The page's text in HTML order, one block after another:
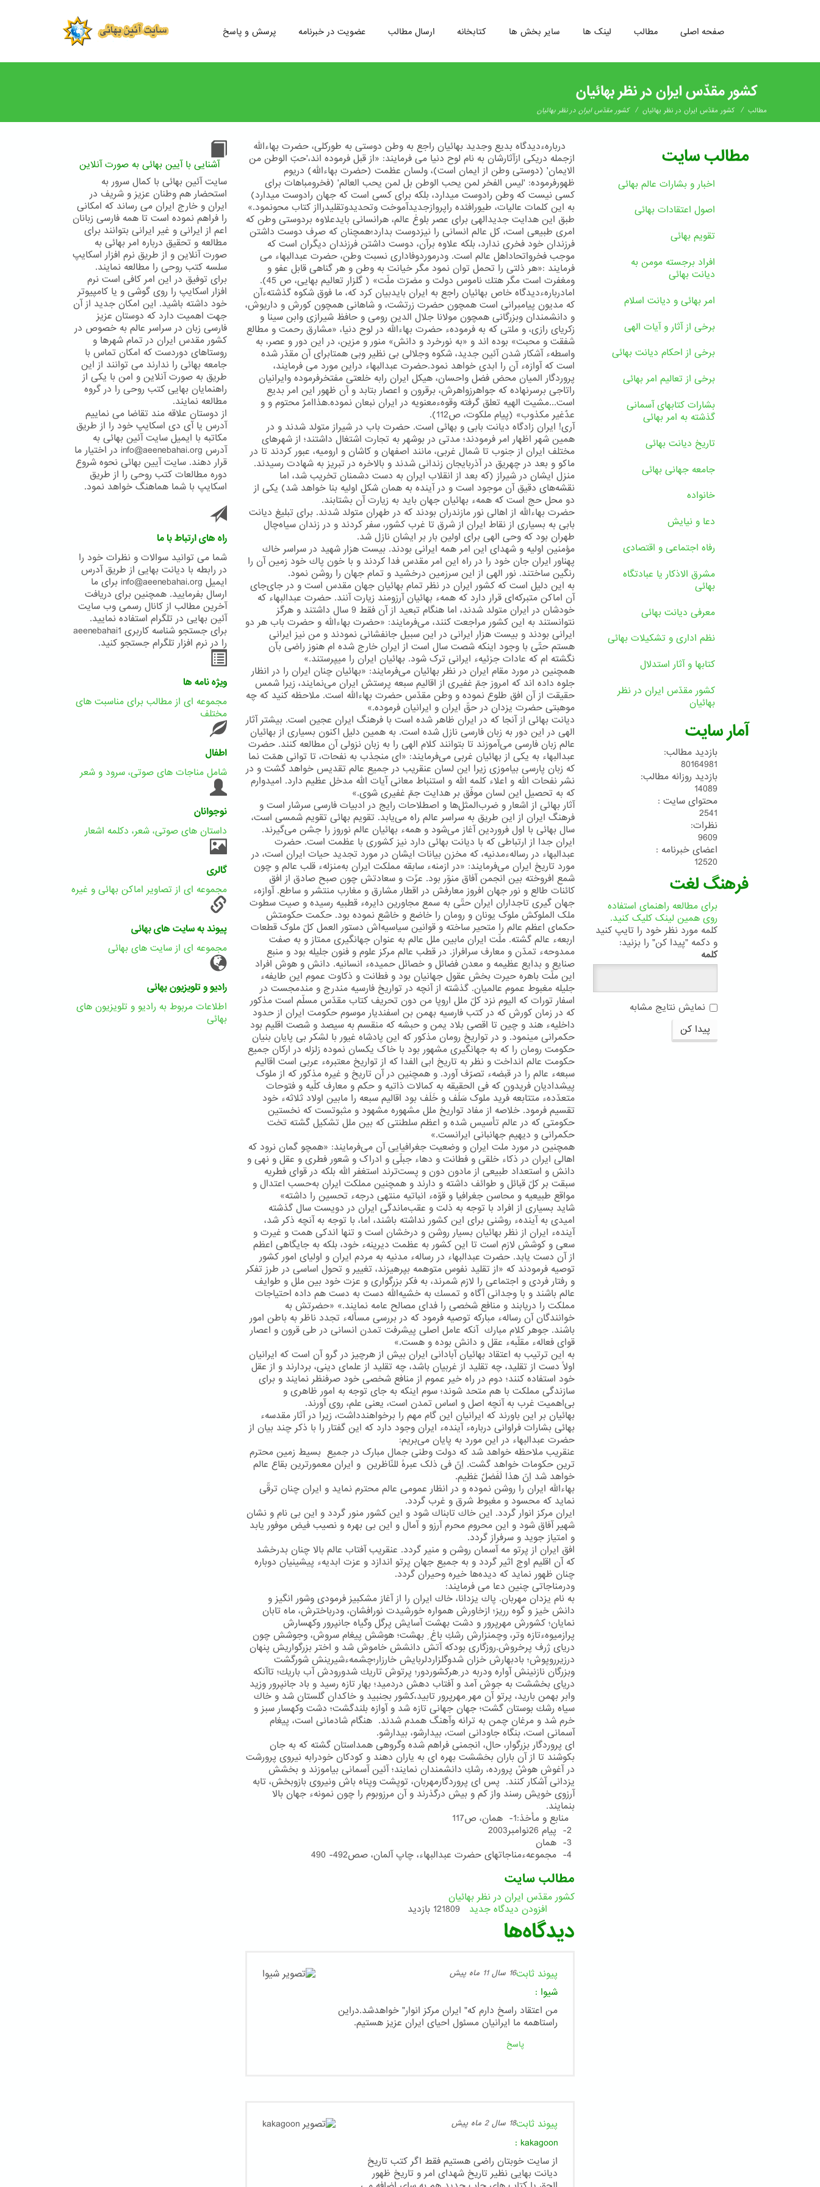
رفتن
پرسش و پاسخ عضویت در خبرنامه ارسال مطالب کتابخانه سایر بخش ها لینک ها مطالب صفحه اصلی
کشور مقدّس ایران در نظر بهائیان
مطالب / کشور مقدّس ایران در نظر بهائیان / کشور مقدّس ایران در نظر بهائیان
دربارهءدیدگاه بدیع وجدید بهائیان راجع به وطن دوستی به طوركلی، حضرت بهاءالله
ازجمله دریكی ازآثارشان به نام لوح دنیا می فرمایند: «از قبل فرموده اند،'حبّ الوطن من
الایمان' (دوستی وطن از ایمان است)، ولسان عظمت (حضرت بهاءالله) دریوم
ظهورفرموده: 'لیس الفخر لمن یحب الوطن بل لمن یحب العالم' (فخرومباهات برای
کسی نیست که وطن رادوست میدارد، بلکه برای کسی است که جهان رادوست میدارد)
به این كلمات عالیات، طیورافئده راپروازجدیدآموخت وتحدیدوتقلیدرااز كتاب محونمود.»
طبق این هدایت جدیدالهی برای عصر بلوغ عالم، هرانسانی بایدعلاوه بردوستی وطن كه
امری طبیعی است، كل عالم انسانی را نیزدوست بدارد؛همچنان كه صرف دوست داشتن
فرزندان خود فخری ندارد، بلكه علاوه برآن، دوست داشتن فرزندان دیگران است كه
موجب فخرواتحاداهل عالم است. ودرموردوفاداری نسبت وطن، حضرت عبدالبهاء می
فرمایند :«هر ذلتی را تحمل توان نمود مگر خیانت به وطن و هر گناهی قابل عفو و
ومغفرت است مگر هتك ناموس دولت و مضرّت ملّت» ( گلزار تعالیم بهایی، ص 45).
امادربارهءدیدگاه خاص بهائیان راجع به ایران بایدبیان كرد كه، ما فوق شكوه گذشتهءآن
كه مدیون پیامبرانی است همچون حضرت زرتشت، و شاهانی همچون كورش و داریوش،
و دانشمندان وبزرگانی همچون مولانا جلال الدین رومی و حافظ شیرازی وابن سینا و
زكریای رازی، و ملتی كه به فرمودهء حضرت بهاءالله در لوح دنیا، «مشارق رحمت و مطالع
شفقت و محبت» بوده اند و «به نورخرد و دانش» منور و مزین، در این دور و عصر، به
واسطهء آشكار شدن آئین جدید، شكوه وجلالی بی نظیر وبی همتابرای آن مقدّر شده
است كه آوازهء آن را ابدی خواهد نمود.حضرت عبدالبهاء دراین مورد می فرمایند،
پروردگار المیان محض فضل واحسان، هیكل ایران رابه خلعتی مفتخرفرموده وایرانیان
راتاجی برسرنهاده كه جواهرزواهرش، برقرون و اعصار بتابد و آن ظهور این امر بدیع
است...مشیت الهیه تعلق گرفته وقوهءمعنویه در ایران نبعان نموده.هذاامرٌ محتوم و و
عدٌغیر مكذوب» (پیام ملكوت، ص112).
آری! ایران زادگاه دیانت بابی و بهائی است. حضرت باب در شیراز متولد شدند و در
همین شهر اظهار امر فرمودند؛ مدتی در بوشهر به تجارت اشتغال داشتند؛ از شهرهای
مختلف ایران از جنوب تا شمال غربی، مانند اصفهان و كاشان و ارومیه، عبور كردند تا در
ماكو و بعد در چهریق در آذربایجان زندانی شدند و بالاخره در تبریز به شهادت رسیدند.
منزل ایشان در شیراز (كه بعد از انقلاب ایران به دست دشمنان تخریب شد، اما
نقشه‌های دقیق آن موجود است و در آینده به همان شكل اولیه بنا خواهد شد) یكی از
دو محل حج است كه همهء بهائیان جهان باید به زیارت آن بشتابند.
حضرت بهاءالله از اهالی نور مازندران بودند كه در طهران متولد شدند. برای تبلیغ دیانت
بابی به بسیاری از نقاط ایران از شرق تا غرب كشور، سفر كردند و در زندان سیاه‌چال
طهران بود كه وحی الهی برای اولین بار بر ایشان نازل شد.
مؤمنین اولیه و شهدای این امر همه ایرانی بودند. بیست هزار شهید در سراسر خاك
پهناور ایران جان خود را در راه این امر مقدس فدا كردند و با خون پاك خود زمین آن را
رنگین ساختند. نور الهی از این سرزمین درخشید و تمام جهان را روشن نمود.
به این دلیل است كه كشور ایران در نظر تمام بهائیان جهان مقدس است و در جای‌جای
آن اماكن متبركه‌ای قرار دارد كه همهء بهائیان آرزومند زیارت آنند. حضرت عبدالبهاء كه
خودشان در ایران متولد شدند، اما هنگام تبعید از آن فقط 9 سال داشتند و هرگز
نتوانستند به این كشور مراجعت كنند، می‌فرمایند: «حضرت بهاءالله و حضرت باب هر دو
ایرانی بودند و بیست هزار ایرانی در این سبیل جانفشانی نمودند و من نیز ایرانی
هستم حتّی با وجود اینکه شصت سال است از ایران خارج شده ام هنوز راضی بآن
نگشته ام که عادات جزئیهء ایرانی ترک شود. بهائیان ایران را میپرستند.»
همچنین در مورد مقام ایران در نظر بهائیان می‌فرمایند: «بهائیان چنان ایران را در انظار
جلوه داده اند که امروز جمّ غفیری از اقالیم سبعه پرستش ایران می‌نمایند، زیرا شمس
حقیقت از آن افق طلوع نموده و وطن مقدّس حضرت بهاءالله است. ملاحظه کنید که چه
موهبتی حضرت یزدان در حقّ ایران و ایرانیان فرموده.»
دیانت بهائی از آنجا كه در ایران ظاهر شده است با فرهنگ ایران عجین است. بیشتر آثار
الهی در این دور به زبان فارسی نازل شده است. به همین دلیل اكنون بسیاری از بهائیان
عالم زبان فارسی می‌آموزند تا بتوانند كلام الهی را به زبان نزولی آن مطالعه كنند. حضرت
عبدالبهاء به یكی از بهائیان غربی می‌فرمایند: «ای منجذب به نفحات، تا توانی همّت نما
که زبان پارسی بیاموزی زیرا این لسان عنقریب در جمیع عالم تقدیس خواهد گشت و در
نشر نفحات الله و اعلاء کلمه الله و استنباط معانی آیات الله مدخل عظیم دارد. امیدوارم
که به تحصیل این لسان موفّق بر هدایت جمّ غفیری شوی.»
آثار بهائی از اشعار و ضرب‌المثل‌ها و اصطلاحات رایج در ادبیات فارسی سرشار است و
فرهنگ ایران از این طریق به سراسر عالم راه می‌یابد. تقویم بهائی تقویم شمسی است،
سال بهائی با اول فروردین آغاز می‌شود و همهء بهائیان عالم نوروز را جشن می‌گیرند.
ایران جدا از ارتباطی كه با دیانت بهائی دارد نیز كشوری با عظمت است. حضرت
عبدالبهاء در رسالهءمدنیه، كه مخزن بیانات ایشان در مورد تجدید حیات ایران است، در
مورد تاریخ ایران می‌فرمایند: «در ازمنهء سابقه مملکت ایران به‌منزلهء قلب عالم و چون
شمع افروخته بین انجمن آفاق منوّر بود. عزّت و سعادتش چون صبح صادق از افق
کائنات طالع و نور جهان افروز معارفش در اقطار مشارق و مغارب منتشر و ساطع. آوازهء
جهان گیری تاجداران ایران حتّی به سمع مجاورین دایرهء قطبیه رسیده و صیت سطوت
ملک الملوکش ملوک یونان و رومان را خاضع و خاشع نموده بود. حکمت حکومتش
حکمای اعظم عالم را متحیر ساخته و قوانین سیاسیه‌اش دستور العمل کلّ ملوک قطعات
اربعهء عالم گشته. ملّت ایران مابین ملل عالم به عنوان جهانگیری ممتاز و به صفت
ممدوحهء تمدّن و معارف سرافراز. در قطب عالم مرکز علوم و فنون جلیله بود و منبع
صنایع و بدایع عظیمه و معدن فضائل و خصائل حمیدهء انسانیه. دانش و هوش افراد
این ملّت باهره حیرت بخش عقول جهانیان بود و فطانت و ذکاوت عموم این طایفهء
جلیله مغبوط عموم عالمیان. گذشته از آنچه در تواریخ فارسیه مندرج و مندمجست در
اسفار تورات که الیوم نزد کلّ ملل اروپا من دون تحریف کتاب مقدّس مسلّم است مذکور
که در زمان کورش که در کتب فارسیه بهمن بن اسفندیار موسوم حکومت ایران از حدود
داخلیهء هند و چین تا اقصی بلاد یمن و حبشه که منقسم به سیصد و شصت اقلیم بود
حکمرانی مینمود. و در تواریخ رومان مذکور که این پادشاه غیور با لشکر بی پایان بنیان
حکومت رومان را که به جهانگیری مشهور بود با خاک یکسان نموده زلزله در ارکان جمیع
حکومت عالم انداخت و نظر به تاریخ ابی الفدا که از تواریخ معتبرهء عربی است اقالیم
سبعهء عالم را در قبضهء تصرّف آورد. و همچنین در آن تاریخ و غیره مذکور که از ملوک
پیشدادیان فریدون که فی الحقیقه به کمالات ذاتیه و حکم و معارف کلّیه و فتوحات
متعدّدهء متتابعه فرید ملوک سَلَف و خَلَف بود اقالیم سبعه را مابین اولاد ثلاثهء خود
تقسیم فرمود. خلاصه از مفاد تواریخ ملل مشهوره مشهود و مثبوتست که نخستین
حکومتی که در عالم تأسیس شده و اعظم سلطنتی که بین ملل تشکیل گشته تخت
حکمرانی و دیهیم جهانبانی ایرانست.»
همچنین در مورد ملت ایران و وضعیت جغرافیایی آن می‌فرمایند: «همچو گمان نرود که
اهالی ایران در ذکاء خلقی و فطانت و دهاء جبلّی و ادراک و شعور فطری و عقل و نهی و
دانش و استعداد طبیعی از مادون دون و پست‌ترند استغفر اللّه بلکه در قوای فطریه
سبقت بر کلّ قبائل و طوائف داشته و دارند و همچنین مملکت ایران به‌حسب اعتدال و
مواقع طبیعیه و محاسن جغرافیا و قوّهء انباتیه منتهی درجهء تحسین را داشته»
شاید بسیاری از افراد با توجه به ذلت و عقب‌ماندگی ایران در دویست سال گذشته
امیدی به آیندهء روشنی برای این كشور نداشته باشند، اما، با توجه به آنچه ذكر شد،
آیندهء ایران از نظر بهائیان بسیار روشن و درخشان است و تنها اندكی همت و غیرت و
سعی و كوشش لازم است تا این كشور به عظمت دیرینهء خود، بلكه به جایگاهی اعظم
از آن دست یابد. حضرت عبدالبهاء در رسالهء مدنیه به مردم ایران و اولیای امور كشور
توصیه فرمودند كه «از تقلید نفوس متوهمه بپرهیزند، تغییر و تحول اساسی در طرز تفكر
و رفتار فردی و اجتماعی را لازم شمرند، به فكر بزرگواری و عزت خود بین ملل و طوایف
عالم باشند و با وجدانی آگاه و تمسك به خشیه‌الله دست به دست هم داده احتیاجات
مملكت را دریابند و منافع شخصی را فدای مصالح عامه نمایند.» «حضرتش به
خوانندگان آن رسالهء مباركه توصیه فرمود كه در بررسی مسألهء تجدد ناظر به باطن امور
باشند. جوهر كلام مبارك آنكه عامل اصلی پیشرفت تمدن انسانی در طی قرون و اعصار
قوای فعالهء مقلّبهء عقل و دانش بوده و هست.»
به این ترتیب به اعتقاد بهائیان آبادانی ایران بیش از هرچیز در گرو آن است كه ایرانیان
اولاً دست از تقلید، چه تقلید از غربیان باشد، چه تقلید از علمای دینی، بردارند و از عقل
خود استفاده كنند؛ دوم در راه خیر عموم از منافع شخصی خود صرفنظر نمایند و برای
سازندگی مملكت با هم متحد شوند؛ سوم اینكه به جای توجه به امور ظاهری و
بی‌اهمیت غرب به آنچه اصل و اساس تمدن است، یعنی علم، روی آورند.
بهائیان بر این باورند كه ایرانیان این گام مهم را برخواهندداشت، زیرا در آثار مقدسهء
بهائی بشارات فراوانی دربارهء آیندهء ایران وجود دارد كه این گفتار را با ذكر چند بیان از
حضرت عبدالبهاء در این مورد به پایان می‌بریم:
عنقریب ملاحظه خواهد شد که دولت وطنی جمال مبارک در جمیع بسیط زمین محترم
ترین حکومات خواهد گشت. اِنّ فی ذلک عبرهً للنّاظرین و ایران معمورترین بقاع عالم
خواهد شد اِنّ هذا لَفَضلٌ عَظیم.
بهاءالله ایران را روشن نموده و در انظار عمومی عالم محترم نماید و ایران چنان ترقّی
نماید که محسود و مغبوط شرق و غرب گردد.
ایران مركز انوار گردد. این خاك تابناك شود و این كشور منور گردد و این بی نام و نشان
شهیر آفاق شود و این محروم محرم آرزو و آمال و این بی بهره و نصیب فیض موفور یابد
و امتیاز جوید و سرفراز گردد.
افق ایران از پرتو مه آسمان روشن و منیر گردد. عنقریب آفتاب عالم بالا چنان بدرخشد
كه آن اقلیم اوج اثیر گردد و به جمیع جهان پرتو اندازد و عزت ابدیهء پیشینیان دوباره
چنان ظهور نماید كه دیده‌ها خیره وحیران گردد.
ودرمناجاتی چنین دعا می فرمایند:
به نام یزدان مهربان. پاك یزدانا، خاك ایران را از آغاز مشكبیز فرمودی وشور انگیز و
دانش خیز و گوه رریز؛ ازخاورش همواره خورشیدت نورافشان، ودرباخترش، ماه تابان
نمایان؛ كشورش مهرپرور و دشت بهشت آسایش پرگل وگیاه جانپرور وكهسارش
پرازمیوهءتازه وتر، وچمنزارش رشكِ باغ ِ بهشت؛ هوشش پیغام سروش، وجوشش چون
دریای ژرف پرخروش.روزگاری بودكه آتش دانشش خاموش شد و اختر بزرگواریش پنهان
درزیرروپوش؛ بادبهارش خزان شدوگلزاردلربایش خارزار؛چشمهءشیرینش شورگشت
وبزرگان نازنینش آواره ودربه در ِهركشوردور؛ پرتوش تاریك شدورودش آب باریك؛ تاآنكه
دریای بخششت به جوش آمد و آفتاب دهش دردمید؛ بهار تازه رسید و باد جانپرور وزید
وابر بهمن بارید، پرتو آن مهر ِمهرپرور تابید،كشور بجنبید و خاكدان گلستان شد و خاك
سیاه رشك بوستان گشت؛ جهان جهانی تازه شد و آوازه بلندگشت؛ دشت وكهسار سبز و
خرم شد و مرغان چمن به ترانه وآهنگ همدم شدند. هنگام شادمانی است، پیغام
آسمانی است، بنگاه جاودانی است، بیدارشو، بیدارشو.
ای پروردگار بزرگوار، حال، انجمنی فراهم شده وگروهی همداستان گشته كه به جان
بكوشند تا از آن باران بخششت بهره ای به یاران دهند و كودكان خودرابه نیروی پرورشت
در آغوش هوشْ پرورده، رشكِ دانشمندان نمایند؛ آئین آسمانی بیاموزند و بخشش
یزدانی آشكار كنند. پس ای پروردگارمهربان، توپشت وپناه باش ونیروی بازوبخش، تابه
آرزوی خویش رسند واز كم و بیش درگذرند و آن مرزوبوم را چون نمونهء جهان بالا
بنمایند.
منابع و مأخذ:1- همان، ص117
مطالب سایت
کشور مقدّس ایران در نظر بهائیان
افزودن دیدگاه جدید
121809 بازدید
دیدگاه‌ها
پیوند ثابت16 سال 11 ماه پیش
شیوا :
من اعتقاد راسخ دارم که" ایران مرکز انوار" خواهدشد.دراین
راستاهمه ما ایرانیان مسئول احیای ایران عزیز هستیم.
پاسخ
پیوند ثابت18 سال 2 ماه پیش
kakagoon
:
از سایت خوبتان راضی هستیم فقط اگر کتب تاریخ
دیانت بهایی نظیر تاریخ شهدای امر و تاریخ ظهور
آشنایی با آیین بهائی به صورت آنلاین
سایت آئین بهائی با کمال سرور به
استحضار هم وطنان عزیز و شریف در
ایران و خارج ایران می رساند که امکانی
را فراهم نموده است تا همه فارسی زبانان
اعم از ایرانی و غیر ایرانی بتوانند برای
مطالعه و تحقیق درباره امر بهائی به
صورت آنلاین و از طریق نرم افزار اسکایپ
سلسه کتب روحی را مطالعه نمایند.
برای توفیق در این امر کافی است نرم
افزار اسکایپ را روی گوشی و یا کامپیوتر
خود داشته باشید. این امکان جدید از آن
جهت اهمیت دارد که دوستان عزیز
فارسی زبان در سراسر عالم به خصوص در
کشور مقدس ایران در تمام شهرها و
روستاهای دوردست که امکان تماس با
جامعه بهائی را ندارند می توانند از این
طریق به صورت آنلاین و امن با یکی از
راهنمایان بهایی کتب روحی را در گروه
مطالعه نمایند.
از دوستان علاقه مند تقاضا می نماییم
آدرس یا آی دی اسکایپ خود را از طریق
مکاتبه با ایمیل سایت آئین بهائی به
آدرس info@aeenebahai.org در اختیار ما
قرار دهند. سایت آیین بهائی نحوه شروع
دوره مطالعات کتب روحی را از طریق
اسکایپ با شما هماهنگ خواهد نمود.
راه های ارتباط با ما
شما می توانید سوالات و نظرات خود را
در رابطه با دیانت بهایی از طریق آدرس
ایمیل info@aeenebahai.org برای ما
ارسال بفرمایید. همچنین برای دریافت
آخرین مطالب از کانال رسمی وب سایت
آئین بهایی در تلگرام استفاده نمایید.
برای جستجو شناسه کاربری aeenebahai1
را در نرم افزار تلگرام جستجو کنید.
ویژه نامه ها
مجموعه ای از مطالب برای مناسبت های
مختلف
اطفال
شامل مناجات های صوتی، سرود و شعر
نوجوانان
داستان های صوتی، شعر، دکلمه اشعار
گالری
مجموعه ای از تصاویر اماکن بهائی و غیره
پیوند به سایت های بهائی
مجموعه ای از سایت های بهائی
رادیو و تلویزیون بهائی
اطلاعات مربوط به رادیو و تلویزیون های
بهائی
مطالب سایت
اخبار و بشارات عالم بهائى
اصول اعتقادات بهائی
تقویم بهائی
افراد برجسته مومن به
دیانت بهائی
امر بهائی و دیانت اسلام
برخی از آثار و آیات الهی
برخی از احکام دیانت بهائی
برخی از تعالیم امر بهائی
بشارات کتابهای آسمانی
گذشته به امر بهائی
تاریخ دیانت بهائی
جامعه جهانی بهائی
خانواده
دعا و نیایش
رفاه اجتماعی و اقتصادی
مشرق الاذکار یا عبادتگاه
بهائی
معرفی دیانت بهائی
نظم اداری و تشکیلات بهائی
کتابها و آثار استدلال
کشور مقدّس ایران در نظر
بهائیان
آمار سایت
بازدید مطالب:
80164981
بازدید روزانه مطالب:
14089
محتوای سایت :
2541
نظرات:
9609
اعضای خبرنامه :
12520
فرهنگ لغت
برای مطالعه راهنمای استفاده
روی همین لینک کلیک کنید.
کلمه مورد نظر خود را تایپ کنید
و دکمه "پیدا کن" را بزنید:
کلمه
نمایش نتایج مشابه
پیدا کن